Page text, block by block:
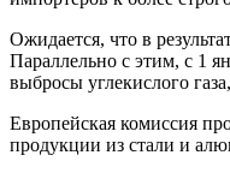
Ожидается, что в
Параллельно с этим, с 1
выбросы углекислого
Европейская комиссия
продукции из стали и